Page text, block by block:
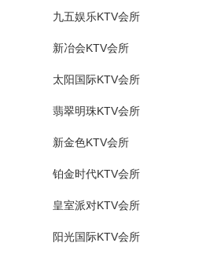
九五娱乐KTV会所
新冶会KTV会所
太阳国际KTV会所
翡翠明珠KTV会所
新金色KTV会所
铂金时代KTV会所
皇室派对KTV会所
阳光国际KTV会所